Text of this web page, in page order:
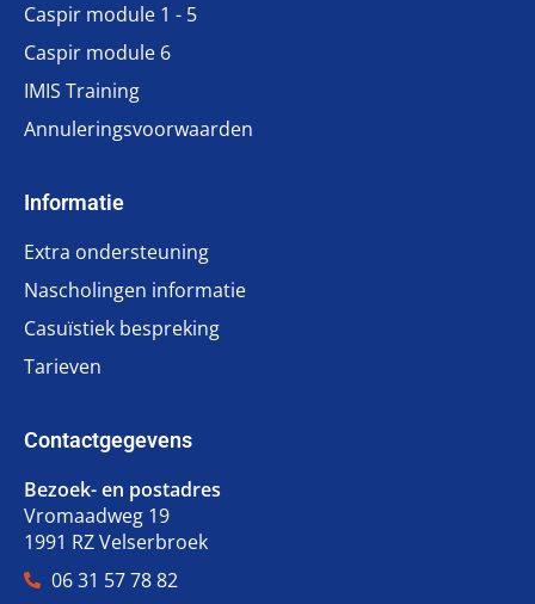
Caspir module 1 - 5
Caspir module 6
IMIS Training
Annuleringsvoorwaarden
Informatie
Extra ondersteuning
Nascholingen informatie
Casuïstiek bespreking
Tarieven
Contactgegevens
Bezoek- en postadres
Vromaadweg 19
1991 RZ Velserbroek
06 31 57 78 82